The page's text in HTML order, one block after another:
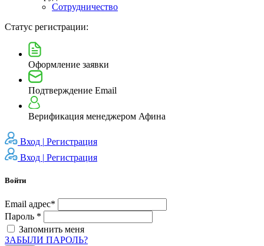
Сотрудничество
Статус регистрации:
Оформление заявки
Подтверждение Email
Верификация менеджером Афина
Вход | Регистрация
Вход | Регистрация
Войти
Email адрес*
Пароль *
Запомнить меня
ЗАБЫЛИ ПАРОЛЬ?